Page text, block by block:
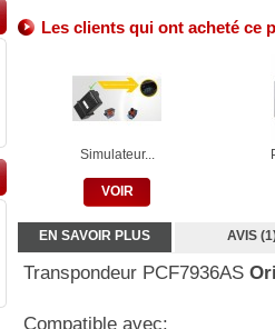
Les clients qui ont acheté ce
Simulateur...
VOIR
EN SAVOIR PLUS AVIS
Transpondeur PCF7936AS
Compatible avec: